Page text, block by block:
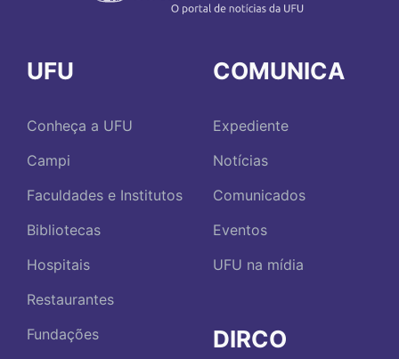
UFU
Conheça a UFU
Campi
Faculdades e Institutos
Bibliotecas
Hospitais
Restaurantes
Fundações
COMUNICA
Expediente
Notícias
Comunicados
Eventos
UFU na mídia
DIRCO